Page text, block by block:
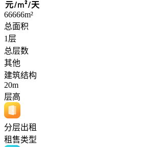
元/m²/天
66666m²
总面积
1层
总层数
其他
建筑结构
20m
层高
分层出租
租售类型